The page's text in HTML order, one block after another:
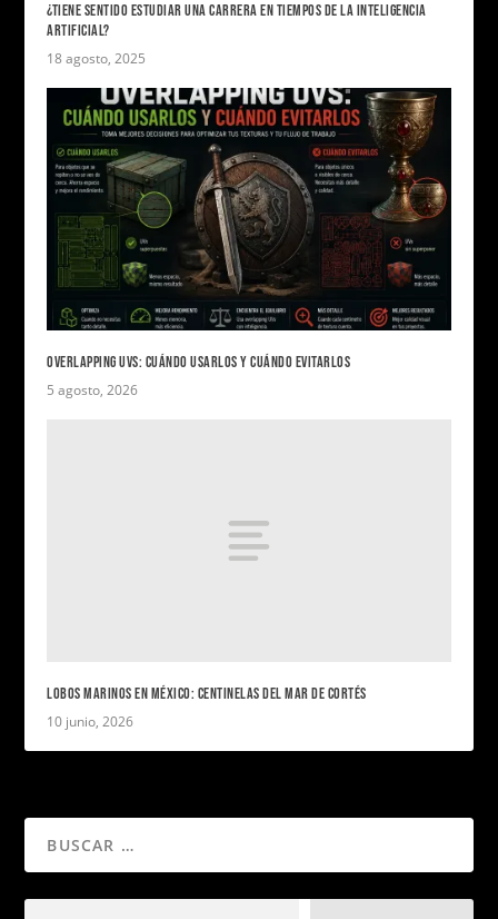
¿TIENE SENTIDO ESTUDIAR UNA CARRERA EN TIEMPOS DE LA INTELIGENCIA
ARTIFICIAL?
18 agosto, 2025
OVERLAPPING UVS: CUÁNDO USARLOS Y CUÁNDO EVITARLOS
5 agosto, 2026
LOBOS MARINOS EN MÉXICO: CENTINELAS DEL MAR DE CORTÉS
10 junio, 2026